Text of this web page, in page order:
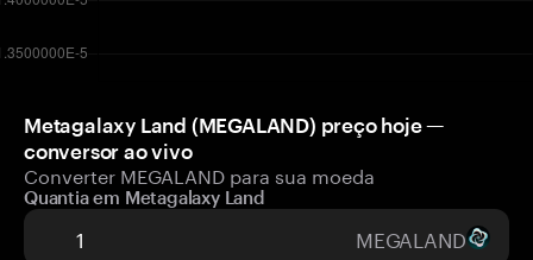
Metagalaxy Land (MEGALAND) preço hoje —
conversor ao vivo
Converter MEGALAND para sua moeda
Quantia em Metagalaxy Land
MEGALAND